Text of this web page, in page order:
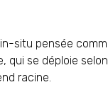
situ pensée
qui se déploie
racine.